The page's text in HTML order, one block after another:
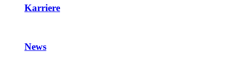
Karriere
News